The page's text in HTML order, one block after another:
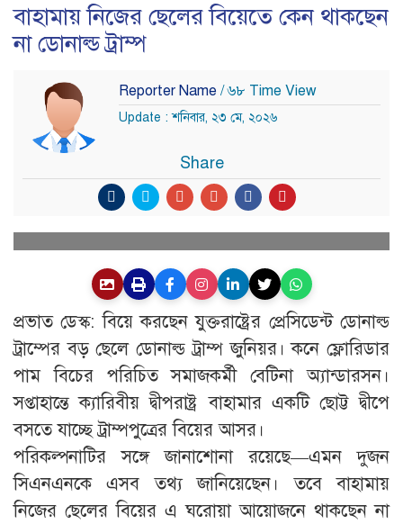
বাহামায় নিজের ছেলের বিয়েতে কেন থাকছেন
না ডোনাল্ড ট্রাম্প
Reporter Name / ৬৮ Time View
Update : শনিবার, ২৩ মে, ২০২৬
Share
প্রভাত ডেস্ক: বিয়ে করছেন যুক্তরাষ্ট্রের প্রেসিডেন্ট ডোনাল্ড
ট্রাম্পের বড় ছেলে ডোনাল্ড ট্রাম্প জুনিয়র। কনে ফ্লোরিডার
পাম বিচের পরিচিত সমাজকর্মী বেটিনা অ্যান্ডারসন।
সপ্তাহান্তে ক্যারিবীয় দ্বীপরাষ্ট্র বাহামার একটি ছোট্ট দ্বীপে
বসতে যাচ্ছে ট্রাম্পপুত্রের বিয়ের আসর।
পরিকল্পনাটির সঙ্গে জানাশোনা রয়েছে—এমন দুজন
সিএনএনকে এসব তথ্য জানিয়েছেন। তবে বাহামায়
নিজের ছেলের বিয়ের এ ঘরোয়া আয়োজনে থাকছেন না